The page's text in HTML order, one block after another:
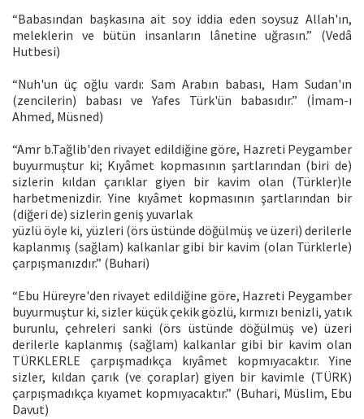
“Babasından başkasına ait soy iddia eden soysuz Allah'ın,
meleklerin ve bütün insanların lânetine uğrasın.” (Vedâ
Hutbesi)
“Nuh'un üç oğlu vardı: Sam Arabın babası, Ham Sudan'ın
(zencilerin) babası ve Yafes Türk'ün babasıdır.” (İmam-ı
Ahmed, Müsned)
“Amr b.Tağlib'den rivayet edildiğine göre, Hazreti Peygamber
buyurmuştur ki; Kıyâmet kopmasının şartlarından (biri de)
sizlerin kıldan çarıklar giyen bir kavim olan (Türkler)le
harbetmenizdir. Yine kıyâmet kopmasının şartlarından bir
(diğeri de) sizlerin geniş yuvarlak
yüzlü öyle ki, yüzleri (örs üstünde döğülmüş ve üzeri) derilerle
kaplanmış (sağlam) kalkanlar gibi bir kavim (olan Türklerle)
çarpışmanızdır.” (Buhari)
“Ebu Hüreyre'den rivayet edildiğine göre, Hazreti Peygamber
buyurmuştur ki, sizler küçük çekik gözlü, kırmızı benizli, yatık
burunlu, çehreleri sanki (örs üstünde döğülmüş ve) üzeri
derilerle kaplanmış (sağlam) kalkanlar gibi bir kavim olan
TÜRKLERLE çarpışmadıkça kıyâmet kopmıyacaktır. Yine
sizler, kıldan çarık (ve çoraplar) giyen bir kavimle (TÜRK)
çarpışmadıkça kıyamet kopmıyacaktır.” (Buhari, Müslim, Ebu
Davut)